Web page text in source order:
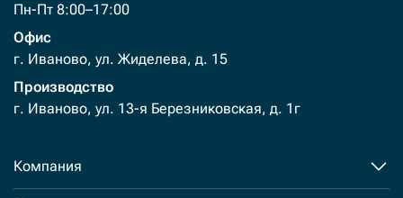
Пн-Пт 8:00–17:00
Офис
г. Иваново, ул. Жиделева, д. 15
Производство
г. Иваново, ул. 13-я Березниковская, д. 1г
Компания